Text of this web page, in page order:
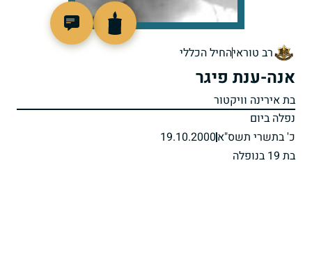
רב טוראיהחיל הכללי
אנה-ענת פיגר
בת אירינה וויקטור
נפלה ביום
כ' בתשרי תשס"א19.10.2000
בת 19 בנופלה